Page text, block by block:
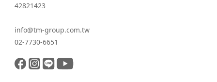
42821423
info@tm-group.com.tw
02-7730-6651